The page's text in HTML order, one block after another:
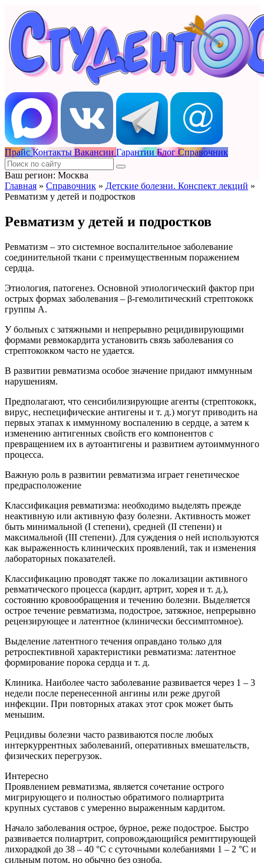
Прайс Контакты Вакансии Гарантии Блог Справочник
Ваш регион: Москва
Главная » Справочник » Детские болезни. Конспект лекций »
Ревматизм у детей и подростков
Ревматизм у детей и подростков
Ревматизм – это системное воспалительное заболевание
соединительной ткани с преимущественным поражением
сердца.
Этиология, патогенез. Основной этиологический фактор при
острых формах заболевания – β-гемолитический стрептококк
группы А.
У больных с затяжными и непрерывно рецидивирующими
формами ревмокардита установить связь заболевания со
стрептококком часто не удается.
В развитии ревматизма особое значение придают иммунным
нарушениям.
Предполагают, что сенсибилизирующие агенты (стрептококк,
вирус, неспецифические антигены и т. д.) могут приводить на
первых этапах к иммунному воспалению в сердце, а затем к
изменению антигенных свойств его компонентов с
превращением их в аутоантигены и развитием аутоиммунного
процесса.
Важную роль в развитии ревматизма играет генетическое
предрасположение
Классификация ревматизма: необходимо выделять прежде
неактивную или активную фазу болезни. Активность может
быть минимальной (I степени), средней (II степени) и
максимальной (III степени). Для суждения о ней используются
как выраженность клинических проявлений, так и изменения
лабораторных показателей.
Классификацию проводят также по локализации активного
ревматического процесса (кардит, артрит, хорея и т. д.),
состоянию кровообращения и течению болезни. Выделяется
острое течение ревматизма, подострое, затяжное, непрерывно
рецензирующее и латентное (клинически бессимптомное).
Выделение латентного течения оправдано только для
ретроспективной характеристики ревматизма: латентное
формирование порока сердца и т. д.
Клиника. Наиболее часто заболевание развивается через 1 – 3
недели после перенесенной ангины или реже другой
инфекции. При повторных атаках этот срок может быть
меньшим.
Рецидивы болезни часто развиваются после любых
интеркуррентных заболеваний, оперативных вмешательств,
физических перегрузок.
Интересно
Проявлением ревматизма, является сочетание острого
мигрирующего и полностью обратимого полиартрита
крупных суставов с умеренно выраженным кардитом.
Начало заболевания острое, бурное, реже подострое. Быстро
развивается полиартрит, сопровождающийся ремиттирующей
лихорадкой до 38 – 40 °С с суточными колебаниями 1 – 2 °С и
сильным потом, но обычно без озноба.